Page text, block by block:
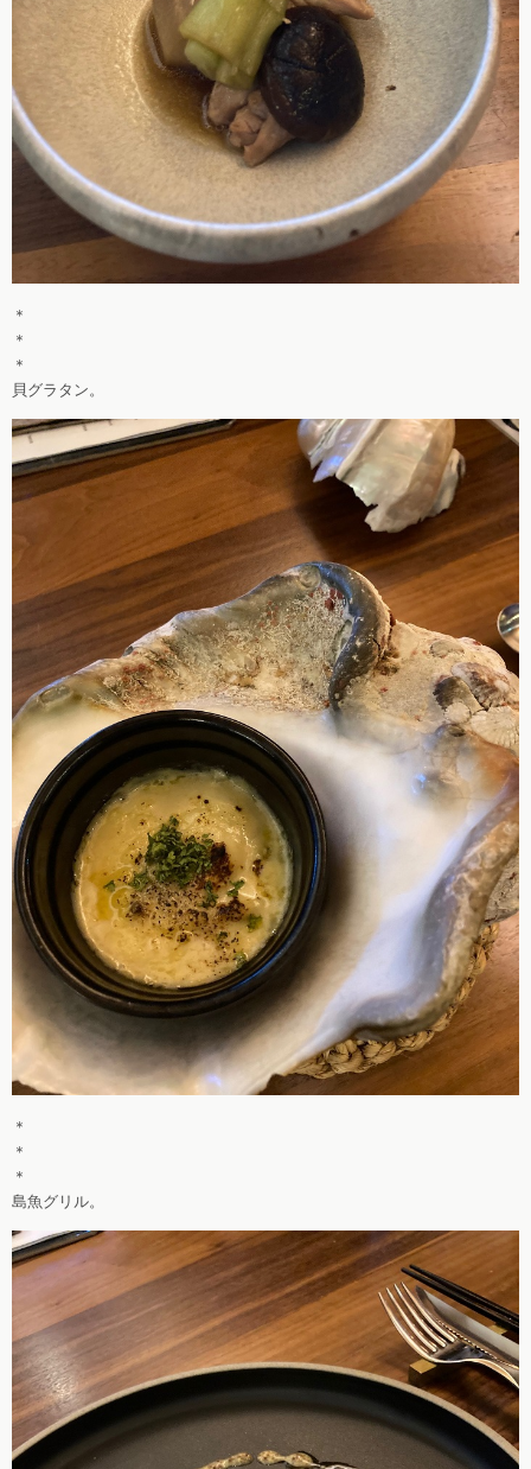
＊
＊
＊
貝グラタン。
＊
＊
＊
島魚グリル。